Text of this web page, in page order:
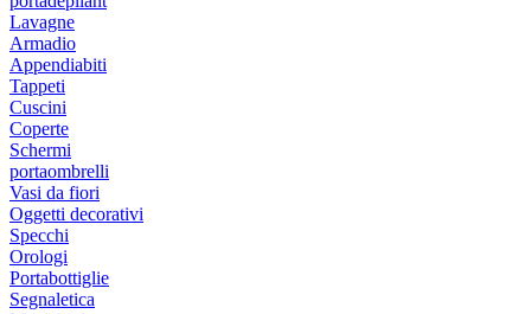
Lavagne
Armadio
Appendiabiti
Tappeti
Cuscini
Coperte
Schermi
portaombrelli
Vasi da fiori
Oggetti decorativi
Specchi
Orologi
Portabottiglie
Segnaletica